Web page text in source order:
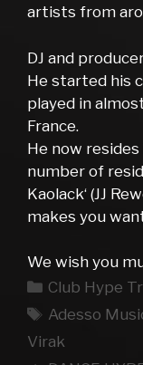
artists from
DJ and
He started his
played in
France.
He now resides
number of
Kaolack‘ (JJ
makes you
We wish you
Kategorien
Club Hype
Adesso
Virak